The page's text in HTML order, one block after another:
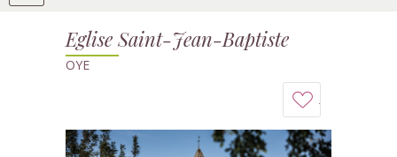
Eglise Saint-Jean-Baptiste
OYE
à